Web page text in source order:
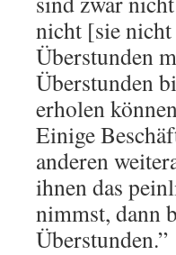
nicht [sie nicht
Überstunden
Überstunden
erholen
Einige
anderen
ihnen das
nimmst, dann
Überstunden.”